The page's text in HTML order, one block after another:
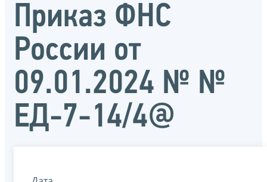
Приказ ФНС
России от
09.01.2024 № №
ЕД-7-14/4@